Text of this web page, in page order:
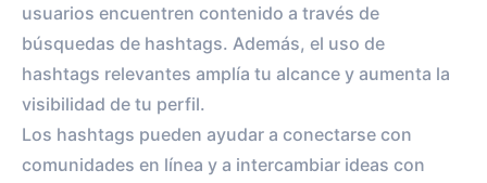
usuarios encuentren contenido a través de
búsquedas de hashtags. Además, el uso de
hashtags relevantes amplía tu alcance y aumenta la
visibilidad de tu perfil.
Los hashtags pueden ayudar a conectarse con
comunidades en línea y a intercambiar ideas con